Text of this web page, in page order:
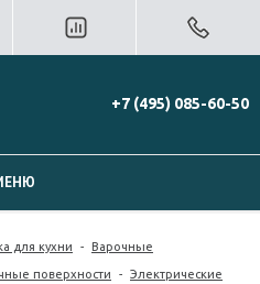
+7 (495) 085-60-50
для кухни - Варочные
поверхности - Электрические